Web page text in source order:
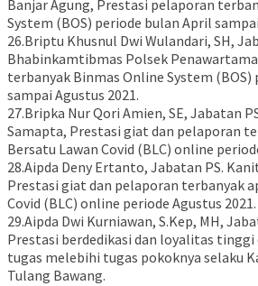
Banjar Agung, Prestasi pelaporan
System (BOS) periode bulan April
26.Briptu Khusnul Dwi Wulandari, SH,
Bhabinkamtibmas Polsek
terbanyak Binmas Online System
sampai Agustus 2021.
27.Bripka Nur Qori Amien, SE, Jabatan
Samapta, Prestasi giat dan pelaporan
Bersatu Lawan Covid (BLC) online
28.Aipda Deny Ertanto, Jabatan PS.
Prestasi giat dan pelaporan terbanyak
Covid (BLC) online periode Agustus 2021.
29.Aipda Dwi Kurniawan, S.Kep, MH,
Prestasi berdedikasi dan loyalitas tinggi
tugas melebihi tugas pokoknya selaku
Tulang Bawang.